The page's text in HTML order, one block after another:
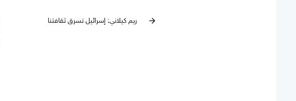
arrow_forward ريم كيلاني: إسرائيل تسرق ثقافتنا